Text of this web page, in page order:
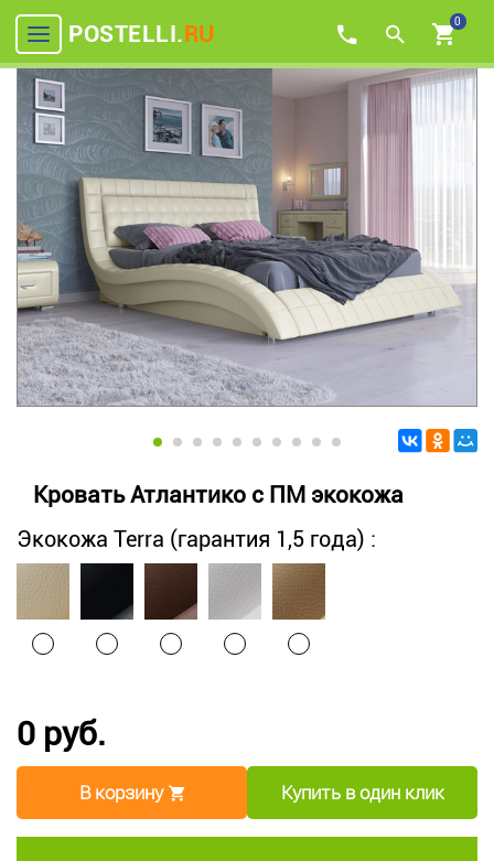
POSTELLI.RU 0
Кровать Атлантико с ПМ экокожа
Экокожа Terra (гарантия 1,5 года) :
0 руб.
В корзину Купить в один клик